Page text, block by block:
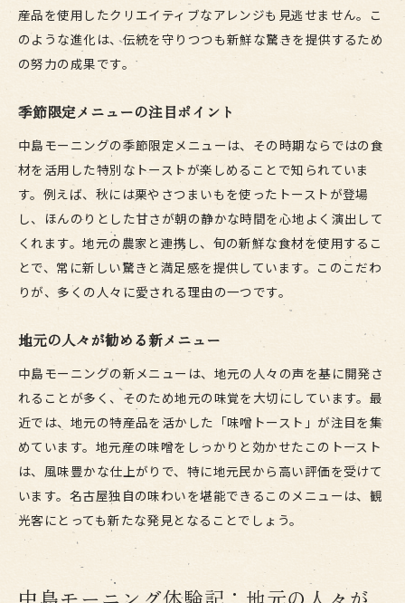
産品を使用したクリエイティブなアレンジも見逃せません。こ
のような進化は、伝統を守りつつも新鮮な驚きを提供するため
の努力の成果です。
季節限定メニューの注目ポイント
中島モーニングの季節限定メニューは、その時期ならではの食
材を活用した特別なトーストが楽しめることで知られていま
す。例えば、秋には栗やさつまいもを使ったトーストが登場
し、ほんのりとした甘さが朝の静かな時間を心地よく演出して
くれます。地元の農家と連携し、旬の新鮮な食材を使用するこ
とで、常に新しい驚きと満足感を提供しています。このこだわ
りが、多くの人々に愛される理由の一つです。
地元の人々が勧める新メニュー
中島モーニングの新メニューは、地元の人々の声を基に開発さ
れることが多く、そのため地元の味覚を大切にしています。最
近では、地元の特産品を活かした「味噌トースト」が注目を集
めています。地元産の味噌をしっかりと効かせたこのトースト
は、風味豊かな仕上がりで、特に地元民から高い評価を受けて
います。名古屋独自の味わいを堪能できるこのメニューは、観
光客にとっても新たな発見となることでしょう。